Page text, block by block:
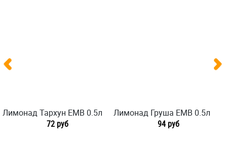
Лимонад Тархун ЕМВ 0.5л
72 руб
Лимонад Груша ЕМВ 0.5л
94 руб